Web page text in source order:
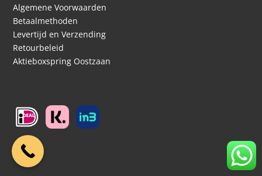
Algemene Voorwaarden
Betaalmethoden
Levertijd en Verzending
Retourbeleid
Aktieboxspring Oostzaan